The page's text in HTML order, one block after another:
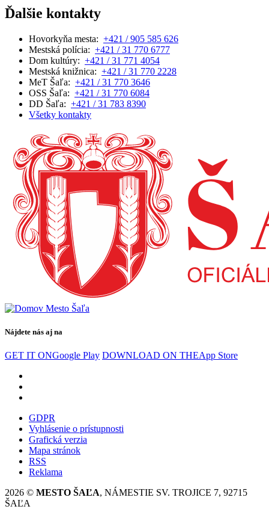
Ďalšie kontakty
Hovorkyňa mesta: +421 / 905 585 626
Mestská polícia: +421 / 31 770 6777
Dom kultúry: +421 / 31 771 4054
Mestská knižnica: +421 / 31 770 2228
MeT Šaľa: +421 / 31 770 3646
OSS Šaľa: +421 / 31 770 6084
DD Šaľa: +421 / 31 783 8390
Všetky kontakty
Nájdete nás aj na
GET IT ONGoogle Play DOWNLOAD ON THEApp Store
GDPR
Vyhlásenie o prístupnosti
Grafická verzia
Mapa stránok
RSS
Reklama
2026 © MESTO ŠAĽA, NÁMESTIE SV. TROJICE 7, 92715
ŠAĽA